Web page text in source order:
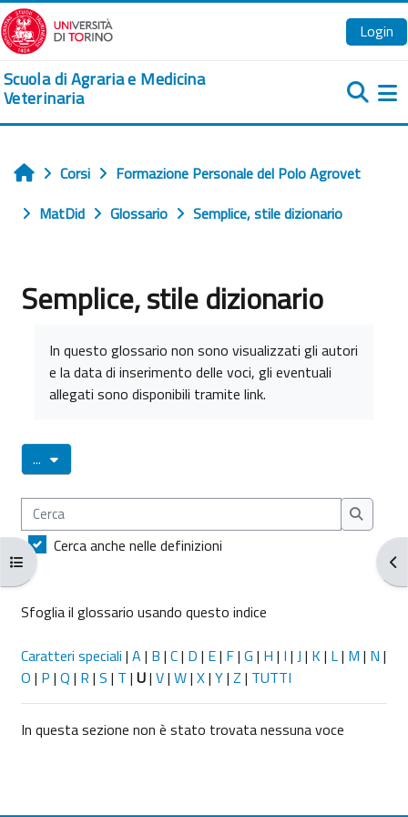
Vai al contenuto principale
Login
Scuola di Agraria e Medicina
Veterinaria
Apri indice del corso
Home
Corsi
Formazione Personale del Polo Agrovet
MatDid
Glossario Semplice, stile dizionario
Semplice, stile dizionario
In questo glossario non sono visualizzati gli autori
e la data di inserimento delle voci, gli eventuali
allegati sono disponibili tramite link.
... Esporta voci
Cerca
Cerca
Cerca anche nelle definizioni
Sfoglia il glossario usando questo indice
Caratteri speciali | A | B | C| D | E| F| G | H | I | J | K | L| M | N |
O | P | Q | R | S | T | U| V| W| X| Y| Z | TUTTI
In questa sezione non è stato trovata nessuna voce